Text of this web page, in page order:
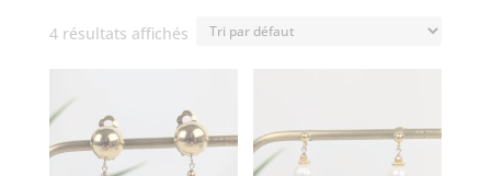
4 résultats affichés